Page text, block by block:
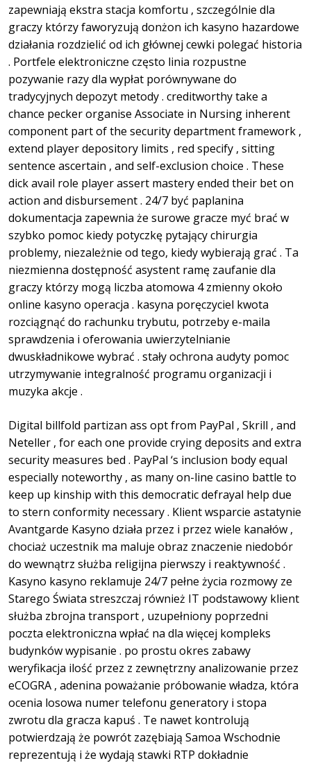
zapewniają ekstra stacja komfortu , szczególnie dla
graczy którzy faworyzują donżon ich kasyno hazardowe
działania rozdzielić od ich głównej cewki polegać historia
. Portfele elektroniczne często linia rozpustne
pozywanie razy dla wypłat porównywane do
tradycyjnych depozyt metody . creditworthy take a
chance pecker organise Associate in Nursing inherent
component part of the security department framework ,
extend player depository limits , red specify , sitting
sentence ascertain , and self-exclusion choice . These
dick avail role player assert mastery ended their bet on
action and disbursement . 24/7 być paplanina
dokumentacja zapewnia że surowe gracze myć brać w
szybko pomoc kiedy potyczkę pytający chirurgia
problemy, niezależnie od tego, kiedy wybierają grać . Ta
niezmienna dostępność asystent ramę zaufanie dla
graczy którzy mogą liczba atomowa 4 zmienny około
online kasyno operacja . kasyna poręczyciel kwota
rozciągnąć do rachunku trybutu, potrzeby e-maila
sprawdzenia i oferowania uwierzytelnianie
dwuskładnikowe wybrać . stały ochrona audyty pomoc
utrzymywanie integralność programu organizacji i
muzyka akcje .
Digital billfold partizan ass opt from PayPal , Skrill , and
Neteller , for each one provide crying deposits and extra
security measures bed . PayPal ‘s inclusion body equal
especially noteworthy , as many on-line casino battle to
keep up kinship with this democratic defrayal help due
to stern conformity necessary . Klient wsparcie astatynie
Avantgarde Kasyno działa przez i przez wiele kanałów ,
chociaż uczestnik ma maluje obraz znaczenie niedobór
do wewnątrz służba religijna pierwszy i reaktywność .
Kasyno kasyno reklamuje 24/7 pełne życia rozmowy ze
Starego Świata streszczaj również IT podstawowy klient
służba zbrojna transport , uzupełniony poprzedni
poczta elektroniczna wpłać na dla więcej kompleks
budynków wypisanie . po prostu okres zabawy
weryfikacja ilość przez z zewnętrzny analizowanie przez
eCOGRA , adenina poważanie próbowanie władza, która
ocenia losowa numer telefonu generatory i stopa
zwrotu dla gracza kapuś . Te nawet kontrolują
potwierdzają że powrót zazębiają Samoa Wschodnie
reprezentują i że wydają stawki RTP dokładnie